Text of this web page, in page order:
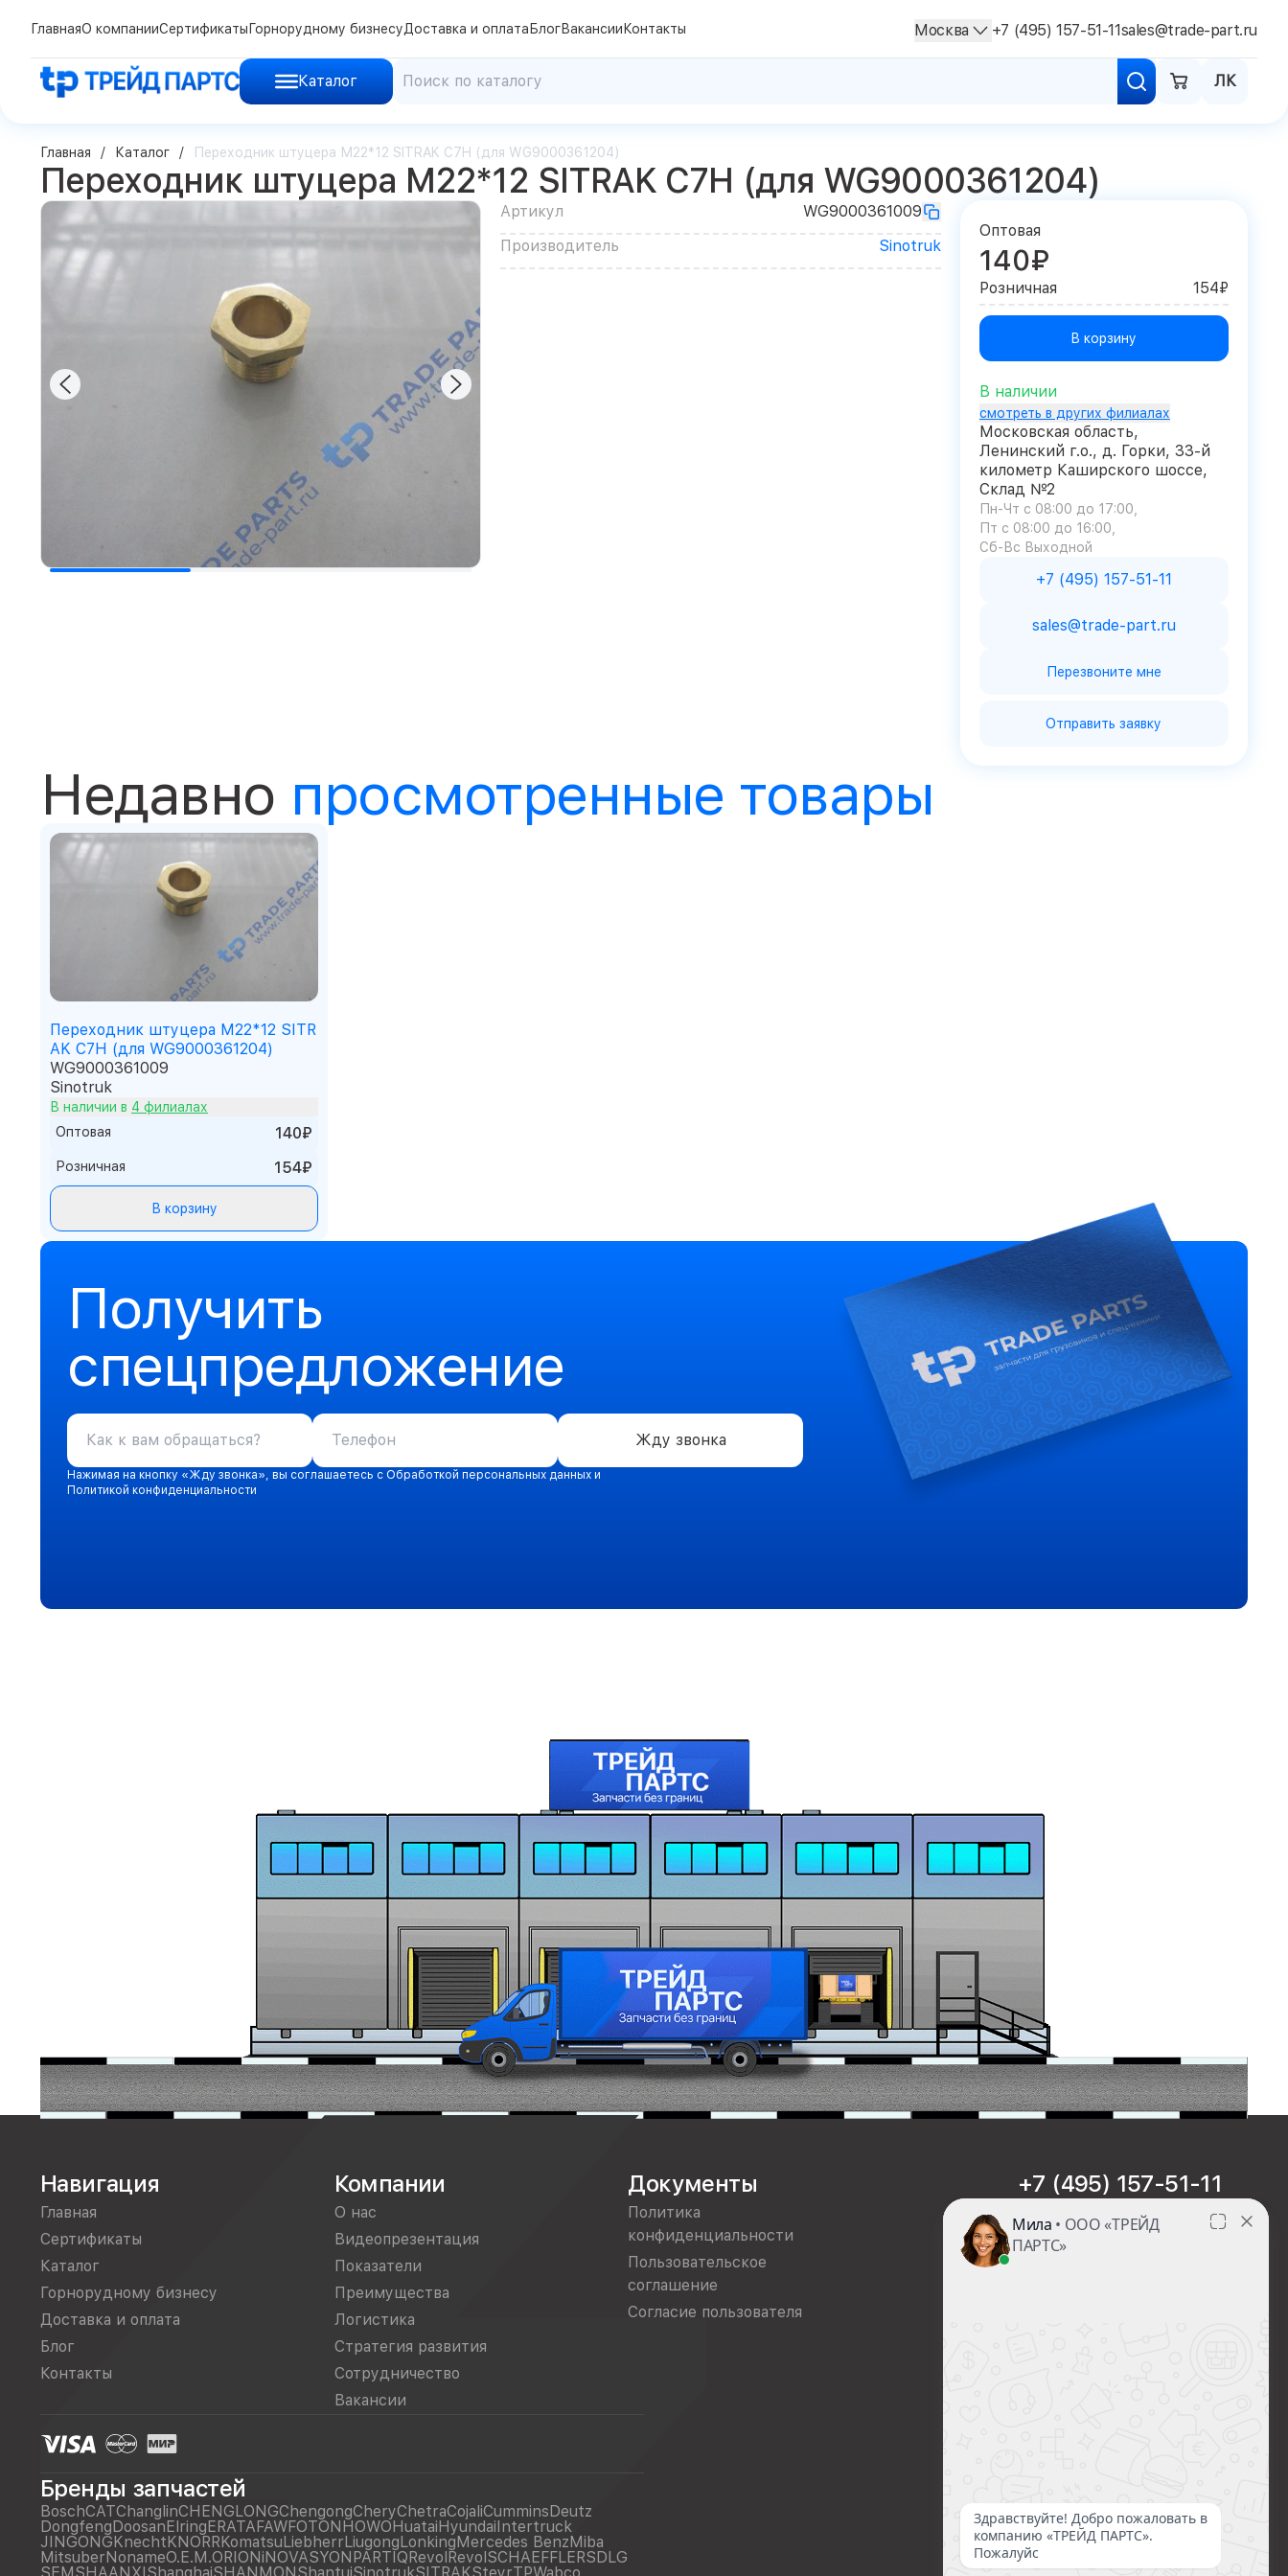
Каталог ЛК
ГлавнаяО компанииСертификаты Горнорудному бизнесуДоставка и оплата БлогВакансии Контакты Москва +7 (495) 157-51-11sales@trade-part.ru
Главная Каталог Переходник штуцера М22*12 SITRAK C7H (для WG9000361204)
Переходник штуцера М22*12 SITRAK C7H (для WG9000361204)
Артикул
WG9000361009
Производитель
Sinotruk
Оптовая
140₽
Розничная 154₽
В корзину
В наличии
смотреть в других филиалах
Московская область,
Ленинский г.о., д. Горки, 33-й
километр Каширского шоссе,
Склад №2
Пн-Чт с 08:00 до 17:00
Пт с 08:00 до 16:00
Сб-Вс Выходной
+7 (495) 157-51-11
sales@trade-part.ru
Перезвоните мне
Отправить заявку
Недавно просмотренные товары
Переходник штуцера М22*12 SITR
AK C7H (для WG9000361204)
WG9000361009
Sinotruk
В наличии в 4 филиалах
Оптовая
140₽
Розничная 154₽
В корзину
Получить
спецпредложение
Жду звонка
Нажимая на кнопку «Жду звонка», вы соглашаетесь с Обработкой персональных данных и
Политикой конфиденциальности
Навигация
Главная
Сертификаты
Каталог
Горнорудному бизнесу
Доставка и оплата
Блог
Контакты
Компании
О нас
Видеопрезентация
Показатели
Преимущества
Логистика
Стратегия развития
Сотрудничество
Вакансии
Документы
Политика
конфиденциальности
Пользовательское
соглашение
Согласие пользователя
+7 (495) 157-51-11
sales@trade-part.ru
Бренды запчастей
BoschCATChanglinCHENGLONGChengongCheryChetraCojaliCumminsDeutz
DongfengDoosanElringERATAFAWFOTONHOWOHuataiHyundaiIntertruck
JINGONGKnechtKNORRKomatsuLiebherrLiugongLonkingMercedes BenzMiba
MitsuberNonameO.E.M.ORIONiNOVASYONPARTIQRevolRevolSCHAEFFLERSDLG